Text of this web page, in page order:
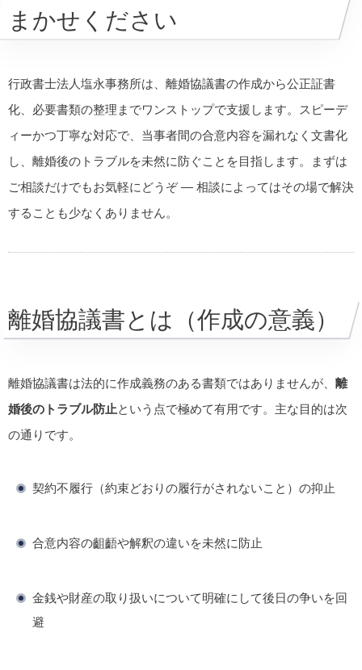
まかせください
行政書士法人塩永事務所は、離婚協議書の作成から公正証書
化、必要書類の整理までワンストップで支援します。スピーデ
ィーかつ丁寧な対応で、当事者間の合意内容を漏れなく文書化
し、離婚後のトラブルを未然に防ぐことを目指します。まずは
ご相談だけでもお気軽にどうぞ — 相談によってはその場で解決
することも少なくありません。
離婚協議書とは（作成の意義）
離婚協議書は法的に作成義務のある書類ではありませんが、 離
婚後のトラブル防止という点で極めて有用です。主な目的は次
の通りです。
契約不履行（約束どおりの履行がされないこと）の抑止
合意内容の齟齬や解釈の違いを未然に防止
金銭や財産の取り扱いについて明確にして後日の争いを回
避